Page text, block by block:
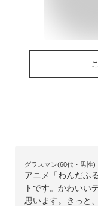
グラスマン(60代・男性)
アニメ「わんだふ
トです。かわいい
思います。きっと